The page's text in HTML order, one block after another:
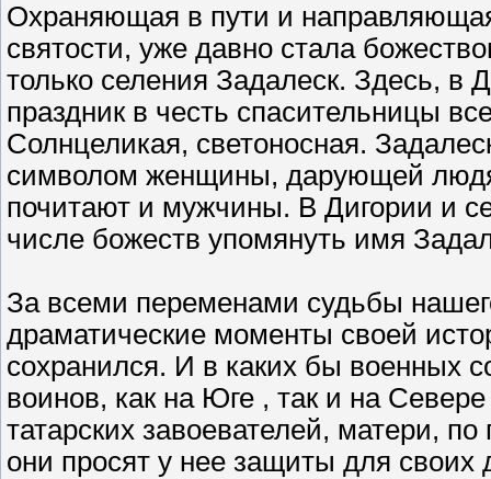
Охраняющая в пути и
святости, уже давно стала
только селения Задалеск. Здесь, в
праздник в честь спасительницы
Солнцеликая, светоносная.
символом женщины, дарующей
почитают и мужчины. В Дигории и
числе божеств упомянуть имя
За всеми переменами судьбы
драматические моменты своей
сохранился. И в каких бы военных
воинов, как на Юге , так и на
татарских завоевателей, матери,
они просят у нее защиты для своих